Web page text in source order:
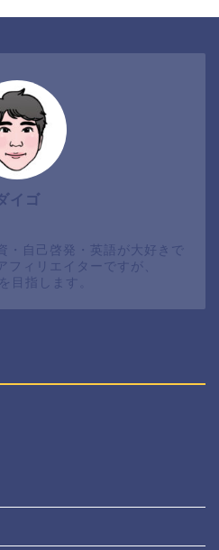
イゴ
・自己啓発・英語が大好きで
フィリエイターですが、
目指します。